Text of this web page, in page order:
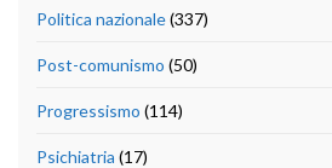
Politica nazionale(337)
Post-comunismo (50)
Progressismo (114)
Psichiatria (17)